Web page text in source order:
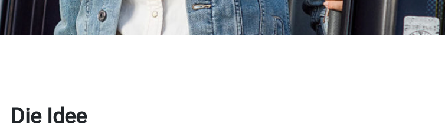
Die Idee